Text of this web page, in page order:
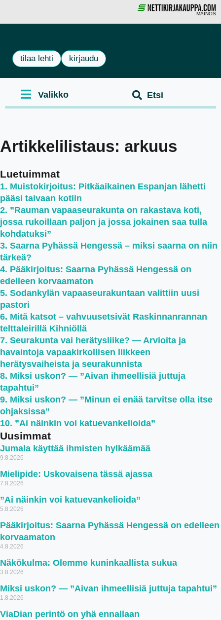
MAINOS
tilaa lehti kirjaudu
Artikkelilistaus: arkuus
Luetuimmat
Muistokirjoitus: Pitkäaikainen Espanjan lähetti
pääsi taivaan kotiin
”Rauman vapaaseurakunta on rakastava koti,
jossa rukoillaan paljon ja jossa jokainen saa tulla
kohdatuksi”
Saarna Pyhässä Hengessä – miksi saarna on niin
tärkeä?
Pääkirjoitus: Saarna Pyhässä Hengessä on
edelleen korvaamaton
Sodankylän vapaaseurakuntaan valittiin uusi
pastori
Mitä katsot – vahvuusetsivät Raskinnanrannan
telttaleirillä Kihniöllä
Seurakunta vai herätysliike? — Arvioita ja
havaintoja vapaakirkollisen liikkeen
herätysvaiheista ja seurakunnista
Miksi uskon? — ”Aivan ihmeellisiä juttuja
tapahtui”
Miksi uskon? — ”Minun ei enää tarvitse olla itse
ohjaksissa”
”Ai näinkin voi katuevankelioida”
Uusimmat
Jumala käyttää ihmisten hylkäämää
9.8.2026
Mielipide: Uskovaisena tässä ajassa
7.8.2026
”Ai näinkin voi katuevankelioida”
5.8.2026
Pääkirjoitus: Saarna Pyhässä Hengessä on edelleen
korvaamaton
4.8.2026
Näkökulma: Olemme kuninkaallista sukua
3.8.2026
Miksi uskon? — ”Aivan ihmeellisiä juttuja tapahtui”
1.8.2026
ViaDian perintö on yhä ennallaan